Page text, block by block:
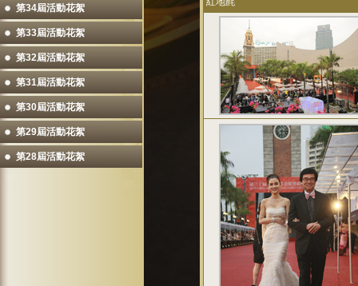
第34屆活動花絮
第33屆活動花絮
第32屆活動花絮
第31屆活動花絮
第30屆活動花絮
第29屆活動花絮
第28屆活動花絮